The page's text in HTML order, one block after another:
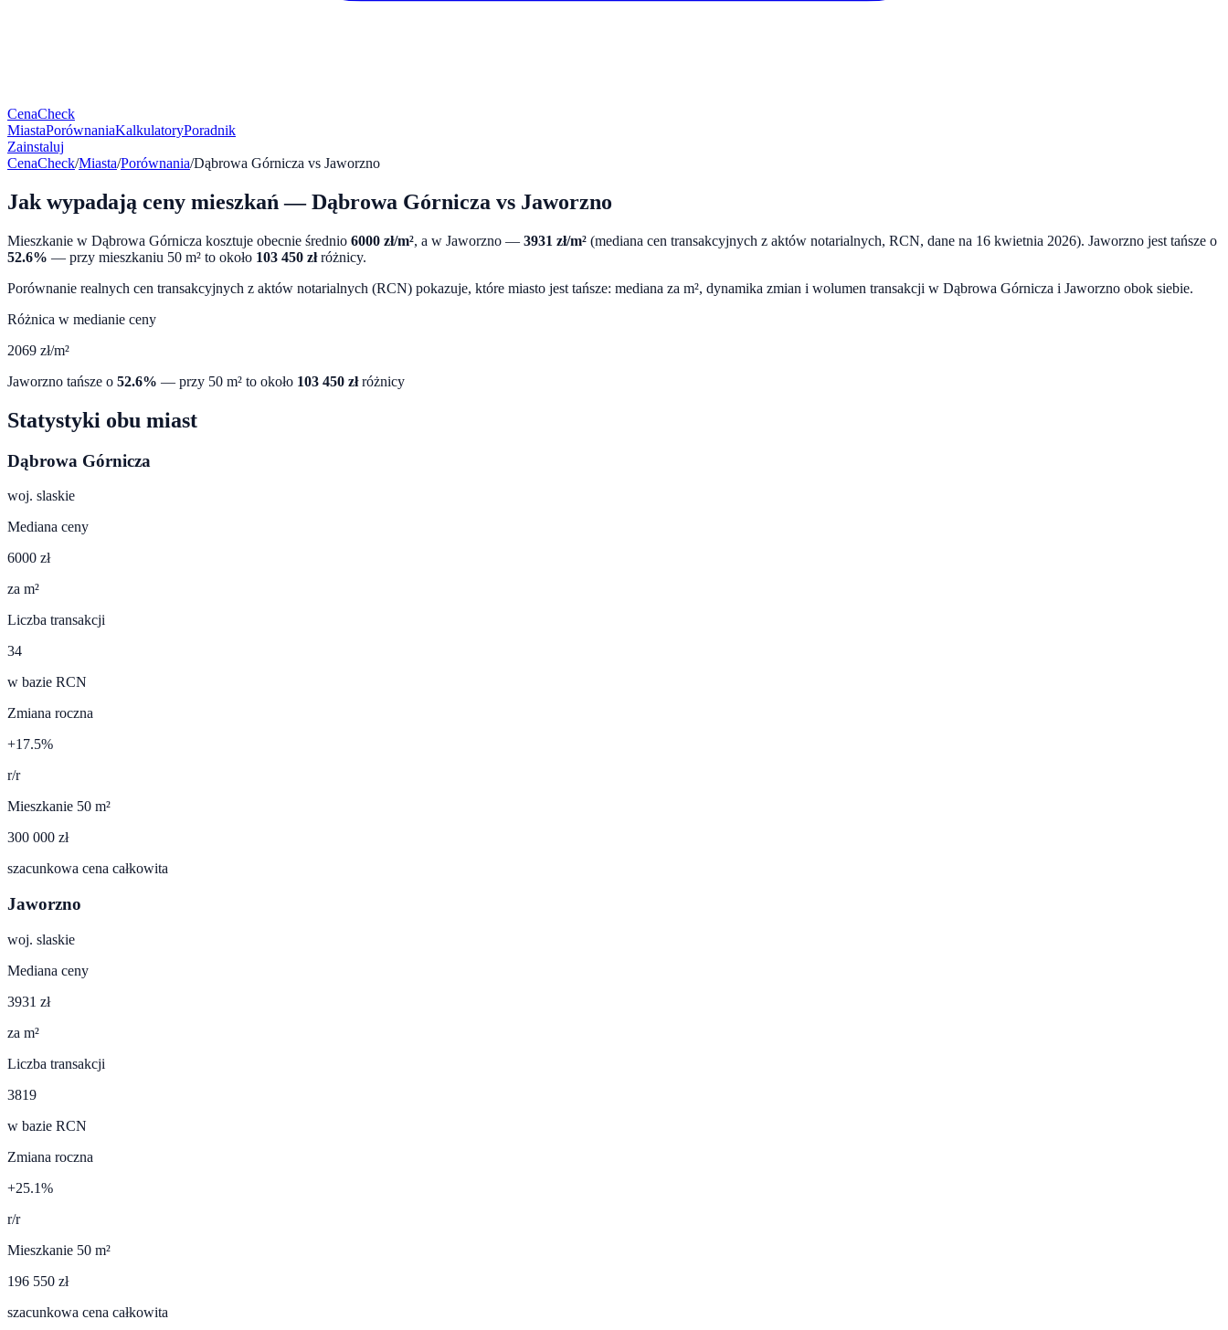
CenaCheck
MiastaPorównaniaKalkulatoryPoradnik
Zainstaluj
CenaCheck/Miasta/Porównania/Dąbrowa Górnicza vs Jaworzno
Jak wypadają ceny mieszkań —Dąbrowa Górnicza vs Jaworzno
Mieszkanie w Dąbrowa Górnicza kosztuje obecnie średnio 6000 zł/m², a w Jaworzno — 3931 zł/m² (mediana cen transakcyjnych z aktów notarialnych, RCN, dane na 16 kwietnia 2026). Jaworzno jest tańsze o
52.6% — przy mieszkaniu 50 m² to około 103 450 złróżnicy.
Porównanie realnych cen transakcyjnych z aktów notarialnych (RCN) pokazuje, które miasto jest tańsze: mediana za m², dynamika zmian i wolumen transakcji w Dąbrowa Górnicza i Jaworzno obok siebie.
Różnica w medianie ceny
2069 zł/m²
Jaworzno tańsze o 52.6% — przy 50 m² to około 103 450 złróżnicy
Statystyki obu miast
Dąbrowa Górnicza
woj. slaskie
Mediana ceny
6000 zł
za m²
Liczba transakcji
34
w bazie RCN
Zmiana roczna
+17.5%
r/r
Mieszkanie 50 m²
300 000 zł
szacunkowa cena całkowita
Jaworzno
woj. slaskie
Mediana ceny
3931 zł
za m²
Liczba transakcji
3819
w bazie RCN
Zmiana roczna
+25.1%
r/r
Mieszkanie 50 m²
196 550 zł
szacunkowa cena całkowita